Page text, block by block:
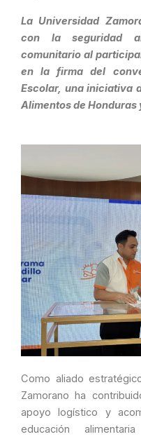
La Universidad
con la seguridad
comunitario al
en la firma del
Escolar, una iniciativa
Alimentos de Honduras
Como aliado
Zamorano ha
apoyo logístico y
educación